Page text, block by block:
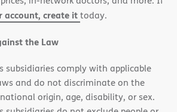
account, create ittoday.
the Law
subsidiaries comply with applicable
and do not discriminate on the
origin, age, disability, or sex.